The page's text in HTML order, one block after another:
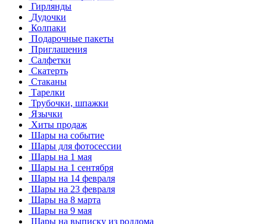
Гирлянды
Дудочки
Колпаки
Подарочные пакеты
Приглашения
Салфетки
Скатерть
Стаканы
Тарелки
Трубочки, шпажки
Язычки
Хиты продаж
Шары на событие
Шары для фотосессии
Шары на 1 мая
Шары на 1 сентября
Шары на 14 февраля
Шары на 23 февраля
Шары на 8 марта
Шары на 9 мая
Шары на выписку из роддома